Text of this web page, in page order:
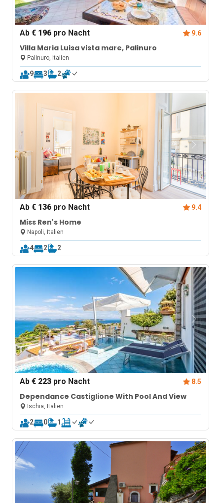
Ab€ 196 pro Nacht 9.6
Villa Maria Luisa vista mare, Palinuro
Palinuro, Italien
9 3 2
Ab€ 136 pro Nacht 9.4
Miss Ren's Home
Napoli, Italien
4 2 2
Ab€ 223 pro Nacht 8.5
Dependance Castiglione With Pool And View
Ischia, Italien
2 0 1